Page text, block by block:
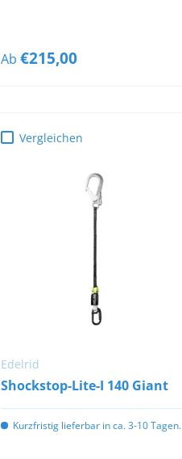
Ab €215,00
Vergleichen
Edelrid
Shockstop-Lite-I 140 Giant
Kurzfristig lieferbar in ca. 3-10 Tagen.
IN DEN WARENKORB